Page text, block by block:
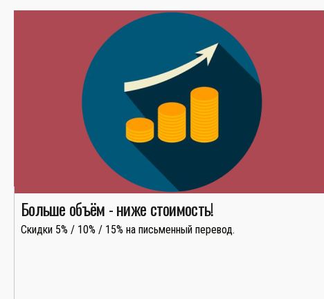
Больше объём - ниже стоимость!
Скидки 5% / 10% / 15% на письменный перевод.